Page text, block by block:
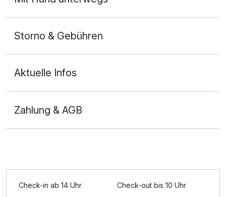
Für 6 Tage p.P. ab417,00 €
Storno & Gebühren
Aktuelle Infos
Zahlung & AGB
Check-in ab 14 Uhr Check-out bis 10 Uhr